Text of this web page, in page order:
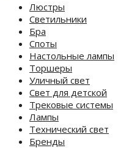
Люстры
Светильники
Бра
Споты
Настольные лампы
Торшеры
Уличный свет
Свет для детской
Трековые системы
Лампы
Технический свет
Бренды